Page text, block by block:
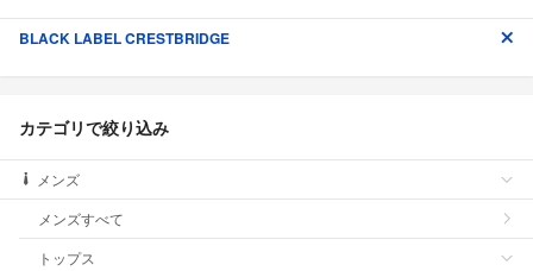
BLACK LABEL CRESTBRIDGE
カテゴリで絞り込み
メンズ
メンズすべて
トップス